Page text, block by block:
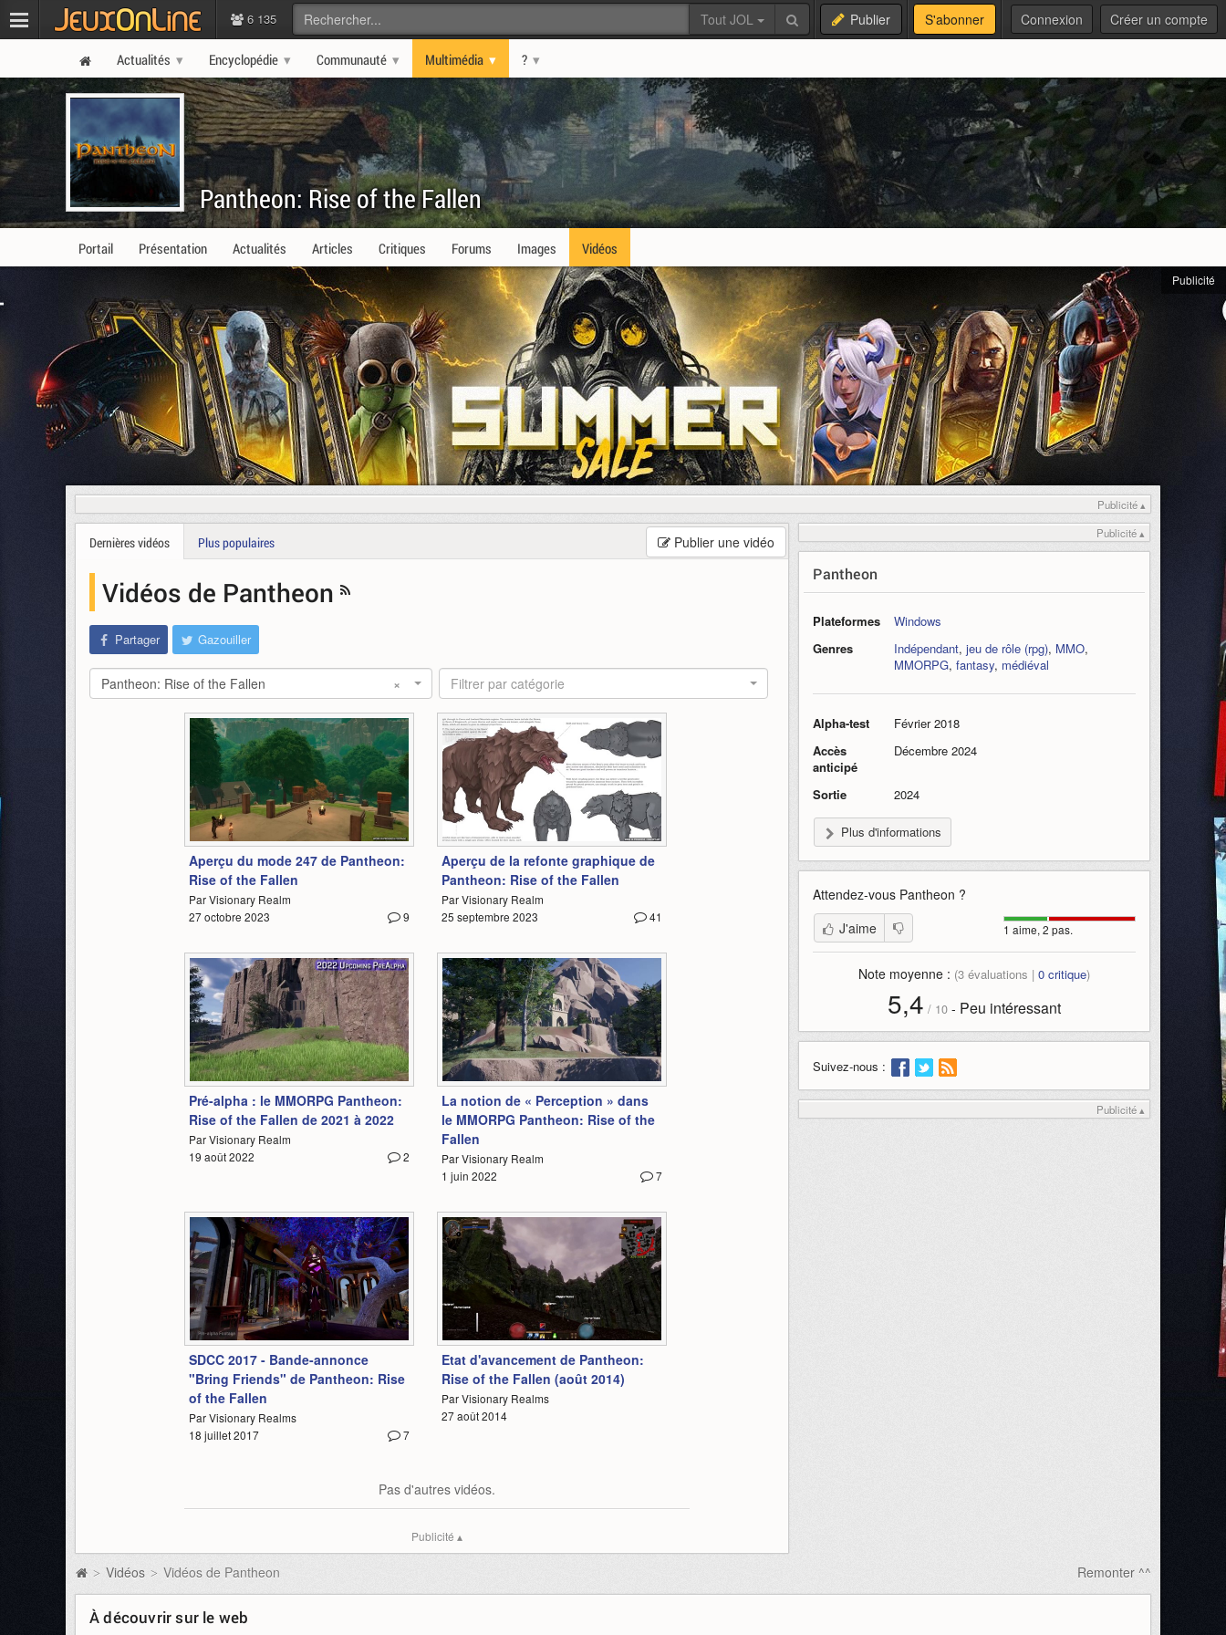
6 135 Tout JOL Publier S'abonner Connexion Créer un compte
Actualités Encyclopédie Communauté Multimédia ?
Pantheon: Rise of the Fallen
Portail Présentation Actualités Articles Critiques Forums Images Vidéos
Publicité
Publicité ▴
Publier une vidéo
Dernières vidéos Plus populaires
Vidéos de Pantheon
Partager Gazouiller
×
Pantheon: Rise of the Fallen Filtrer par catégorie
7:09
Aperçu du mode 247 de Pantheon:
Rise of the Fallen
Par Visionary Realm
9
27 octobre 2023
5:15
Aperçu de la refonte graphique de
Pantheon: Rise of the Fallen
Par Visionary Realm
41
25 septembre 2023
0:47
Pré-alpha : le MMORPG Pantheon:
Rise of the Fallen de 2021 à 2022
Par Visionary Realm
2
19 août 2022
0:51
La notion de « Perception » dans
le MMORPG Pantheon: Rise of the
Fallen
Par Visionary Realm
7
1 juin 2022
1:43
SDCC 2017 - Bande-annonce
"Bring Friends" de Pantheon: Rise
of the Fallen
Par Visionary Realms
7
18 juillet 2017
5:25
Etat d'avancement de Pantheon:
Rise of the Fallen (août 2014)
Par Visionary Realms
27 août 2014
Pas d'autres vidéos.
Publicité ▴
Publicité ▴
Pantheon
Plateformes
Windows
Genres
Indépendant,jeu de rôle (rpg), MMO,
MMORPG,fantasy, médiéval
Alpha-test
Février 2018
Accès
anticipé
Décembre 2024
Sortie 2024
Plus d'informations
Attendez-vous Pantheon ?
1 aime, 2 pas.
J'aime
Note moyenne : (3 évaluations |0 critique)
5,4 / 10 - Peu intéressant
Suivez-nous :
Publicité ▴
Remonter ^^
> Vidéos > Vidéos de Pantheon
À découvrir sur le web